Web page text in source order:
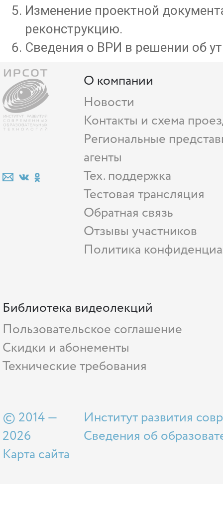
Изменение проектной
реконструкцию.
Сведения о ВРИ в решении об
О компании
Новости
Контакты и схема
Региональные
агенты
Тех. поддержка
Тестовая трансляция
Обратная связь
Отзывы участников
Политика
Библиотека видеолекций
Пользовательское соглашение
Скидки и абонементы
Технические требования
© 2014 —
2026
Карта сайта
Институт развития
Сведения об